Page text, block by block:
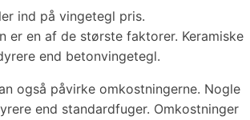
ind på vingetegl pris.
er en af de største faktorer. Keramiske
end betonvingetegl.
også påvirke omkostningerne. Nogle
end standardfuger. Omkostninger